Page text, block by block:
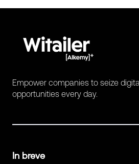
Empower companies to seize
opportunities every day.
In breve